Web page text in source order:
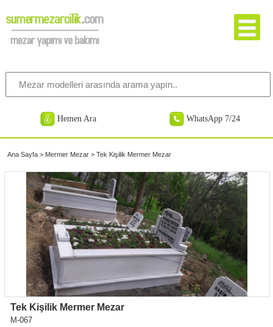
Hemen Ara WhatsApp 7/24
Ana Sayfa> Mermer Mezar> Tek Kişilik Mermer Mezar
Tek Kişilik Mermer Mezar
M-067